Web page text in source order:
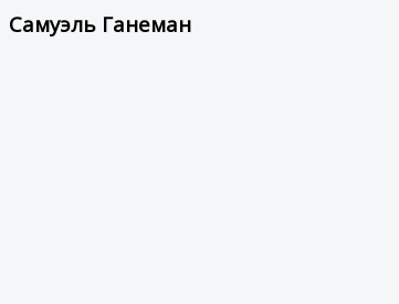
Самуэль Ганеман